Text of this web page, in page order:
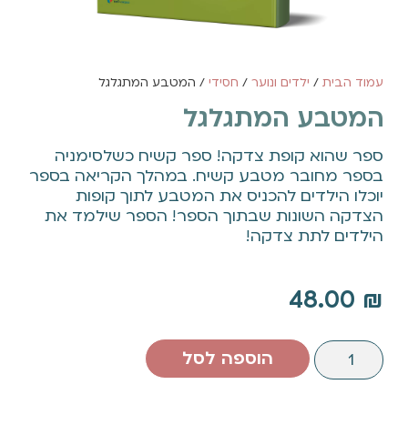
עמוד הבית/ ילדים ונוער/ חסידי/ המטבע המתגלגל
המטבע המתגלגל
ספר שהוא קופת צדקה! ספר קשיח כשלסימניה
בספר מחובר מטבע קשיח. במהלך הקריאה בספר
יוכלו הילדים להכניס את המטבע לתוך קופות
הצדקה השונות שבתוך הספר! הספר שילמד את
הילדים לתת צדקה!
48.00 ₪
הוספה לסל